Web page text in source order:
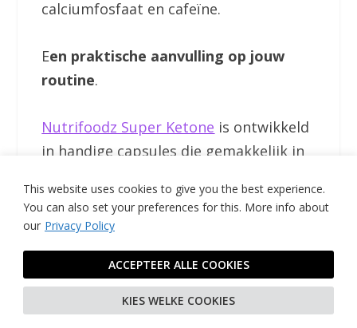
This website uses cookies to give you the best experience.
You can also set your preferences for this. More info about
our Privacy Policy
KIES WELKE COOKIES
ACCEPTEER ALLE COOKIES
calciumfosfaat en cafeïne.
Een praktische aanvulling op jouw
routine.
Nutrifoodz Super Ketone is ontwikkeld
in handige capsules die gemakkelijk in
zorgvuldig samengesteld met
hoogwaardige ingrediënten en
gepatenteerde extracten die voldoen
aan onze strenge kwaliteitsnormen.